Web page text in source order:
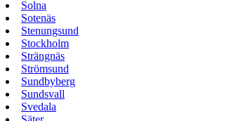
Solna
Sotenäs
Stenungsund
Stockholm
Strängnäs
Strömsund
Sundbyberg
Sundsvall
Svedala